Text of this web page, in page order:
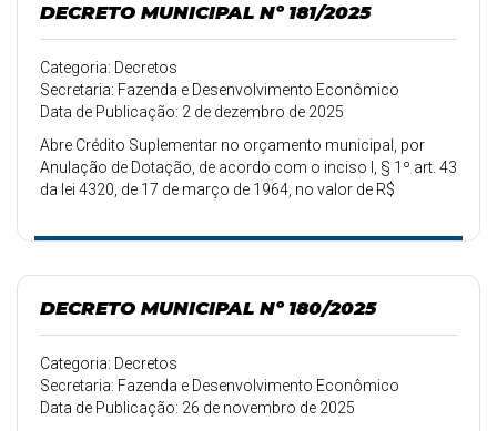
DECRETO MUNICIPAL Nº 181/2025
Categoria: Decretos
Secretaria: Fazenda e Desenvolvimento Econômico
Data de Publicação: 2 de dezembro de 2025
Abre Crédito Suplementar no orçamento municipal, por
Anulação de Dotação, de acordo com o inciso I, § 1º art. 43
da lei 4320, de 17 de março de 1964, no valor de R$
DECRETO MUNICIPAL Nº 180/2025
Categoria: Decretos
Secretaria: Fazenda e Desenvolvimento Econômico
Data de Publicação: 26 de novembro de 2025